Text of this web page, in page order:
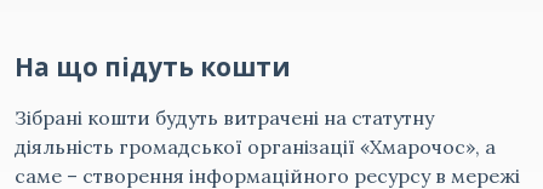
На що підуть кошти
Зібрані кошти будуть витрачені на статутну
діяльність громадської організації «Хмарочос», а
саме – створення інформаційного ресурсу в мережі